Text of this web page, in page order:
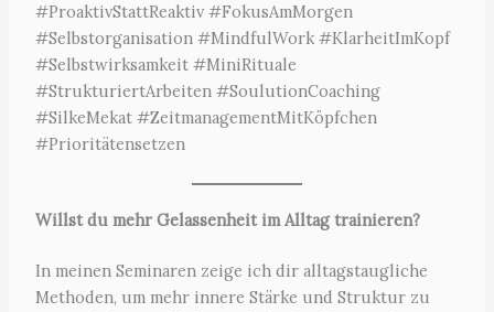
#ProaktivStattReaktiv #FokusAmMorgen
#Selbstorganisation #MindfulWork #KlarheitImKopf
#Selbstwirksamkeit #MiniRituale
#StrukturiertArbeiten #SoulutionCoaching
#SilkeMekat #ZeitmanagementMitKöpfchen
#Prioritätensetzen
Willst du mehr Gelassenheit im Alltag trainieren?
In meinen Seminaren zeige ich dir alltagstaugliche
Methoden, um mehr innere Stärke und Struktur zu